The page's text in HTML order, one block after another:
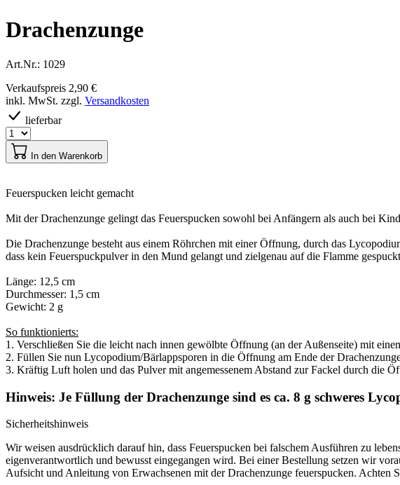
Drachenzunge
Art.Nr.: 1029
Verkaufspreis 2,90 €
inkl. MwSt. zzgl. Versandkosten
lieferbar
In den Warenkorb
Feuerspucken leicht gemacht
Mit der Drachenzunge gelingt das Feuerspucken sowohl bei Anfängern als auch bei
Die Drachenzunge besteht aus einem Röhrchen mit einer Öffnung, durch das
dass kein Feuerspuckpulver in den Mund gelangt und zielgenau auf die Flamme
Länge: 12,5 cm
Durchmesser: 1,5 cm
Gewicht: 2 g
So funktionierts:
1. Verschließen Sie die leicht nach innen gewölbte Öffnung (an der Außenseite) mit
2. Füllen Sie nun Lycopodium/Bärlappsporen in die Öffnung am Ende der
3. Kräftig Luft holen und das Pulver mit angemessenem Abstand zur Fackel durch die
Hinweis: Je Füllung der Drachenzunge sind es ca. 8 g schweres
Sicherheitshinweis
Wir weisen ausdrücklich darauf hin, dass Feuerspucken bei falschem Ausführen zu
eigenverantwortlich und bewusst eingegangen wird. Bei einer Bestellung setzen wir
Aufsicht und Anleitung von Erwachsenen mit der Drachenzunge feuerspucken. Achten